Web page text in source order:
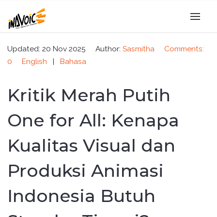
Updated: 20 Nov 2025 Author: Sasmitha
Comments:
0
English | Bahasa
Kritik Merah Putih
One for All: Kenapa
Kualitas Visual dan
Produksi Animasi
Indonesia Butuh